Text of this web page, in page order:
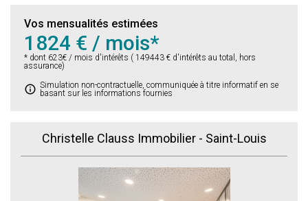
Vos mensualités estimées
1824 € / mois*
* dont 623€ / mois d'intérêts ( 149443 € d'intérêts au total, hors
assurance)
info Simulation non-contractuelle, communiquée à titre informatif en se
basant sur les informations fournies
Christelle Clauss Immobilier - Saint-Louis